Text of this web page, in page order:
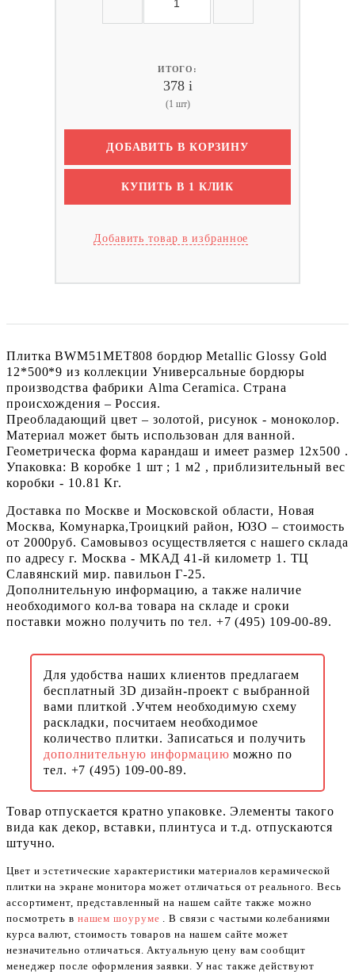
ИТОГО:
378 i
(1 шт)
ДОБАВИТЬ В КОРЗИНУ
КУПИТЬ В 1 КЛИК
Добавить товар в избранное
Плитка BWM51MET808 бордюр Metallic Glossy Gold
12*500*9 из коллекции Универсальные бордюры
производства фабрики Alma Ceramica. Страна
происхождения – Россия.
Преобладающий цвет – золотой, рисунок - моноколор.
Материал может быть использован для ванной.
Геометрическа форма карандаш и имеет размер 12x500 .
Упаковка: В коробке 1 шт ; 1 м2 , приблизительный вес
коробки - 10.81 Кг.
Доставка по Москве и Московской области, Новая
Москва, Комунарка,Троицкий район, ЮЗО – стоимость
от 2000руб. Самовывоз осуществляется с нашего склада
по адресу г. Москва - МКАД 41-й километр 1. ТЦ
Славянский мир. павильон Г-25.
Дополнительную информацию, а также наличие
необходимого кол-ва товара на складе и сроки
поставки можно получить по тел. +7 (495) 109-00-89.
Для удобства наших клиентов предлагаем
бесплатный 3D дизайн-проект с выбранной
вами плиткой .Учтем необходимую схему
раскладки, посчитаем необходимое
количество плитки. Записаться и получить
дополнительную информациюможно по
тел. +7 (495) 109-00-89.
Товар отпускается кратно упаковке. Элементы такого
вида как декор, вставки, плинтуса и т.д. отпускаются
штучно.
Цвет и эстетические характеристики материалов керамической
плитки на экране монитора может отличаться от реального. Весь
ассортимент, представленный на нашем сайте также можно
посмотреть в нашем шоуруме . В связи с частыми колебаниями
курса валют, стоимость товаров на нашем сайте может
незначительно отличаться. Актуальную цену вам сообщит
менеджер после оформления заявки. У нас также действуют